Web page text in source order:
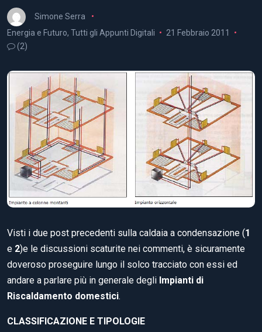
Simone Serra
Energia e Futuro, Tutti gli Appunti Digitali
21 Febbraio 2011
(2)
Visti i due post precedenti sulla caldaia a condensazione (1
e 2)e le discussioni scaturite nei commenti, è sicuramente
doveroso proseguire lungo il solco tracciato con essi ed
andare a parlare più in generale degli Impianti di
Riscaldamento domestici.
CLASSIFICAZIONE E TIPOLOGIE